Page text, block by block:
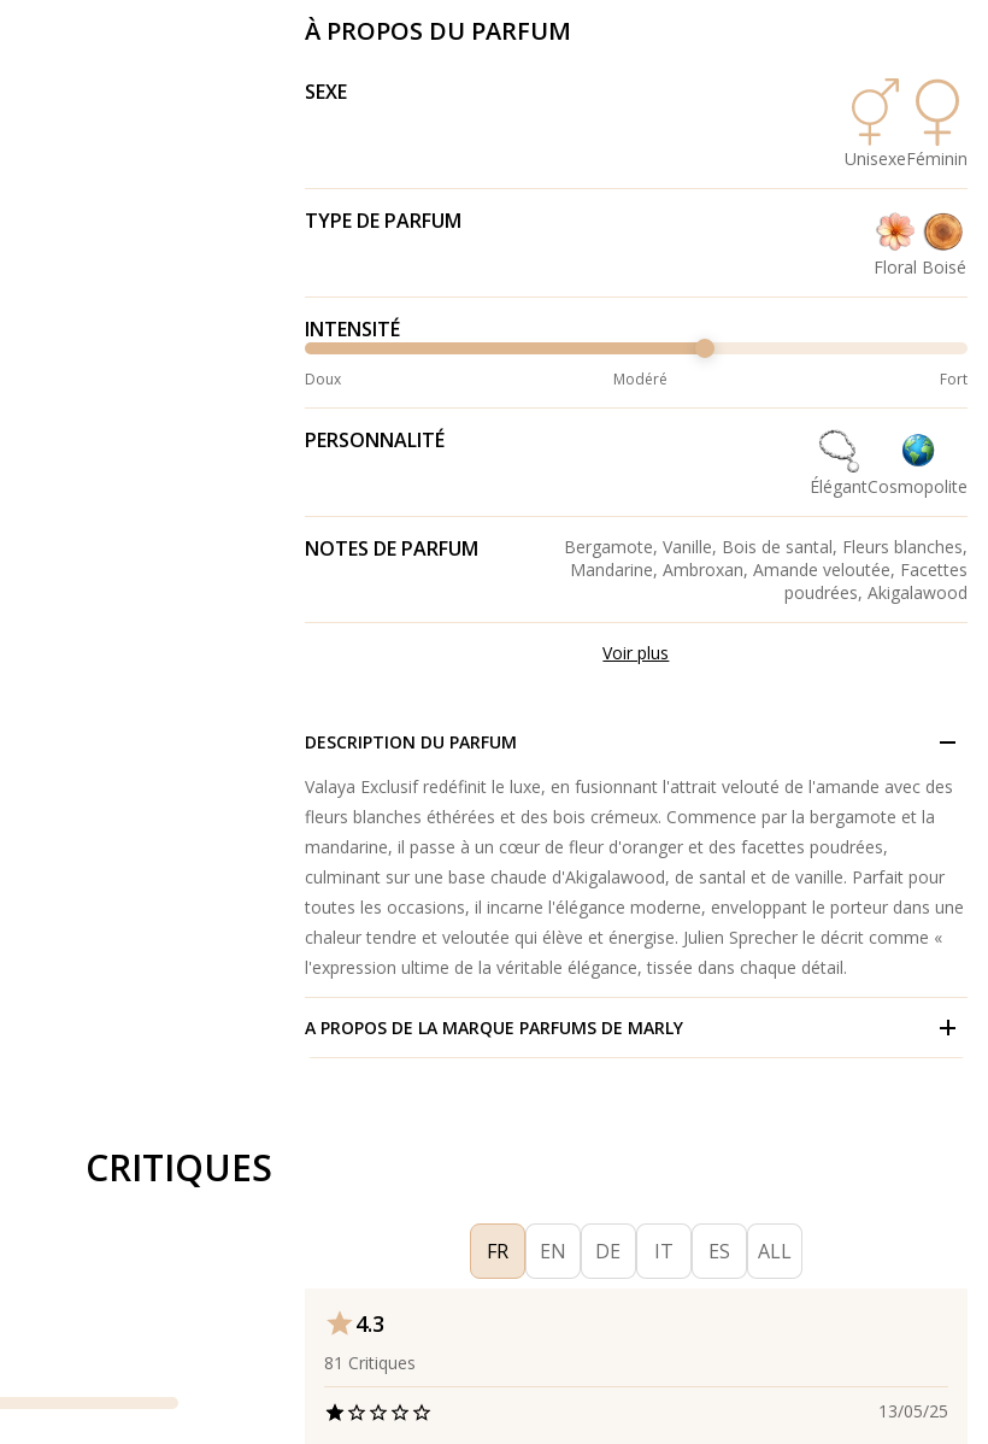
À PROPOS DU PARFUM
SEXE
UnisexeFéminin
TYPE DE PARFUM
Floral Boisé
INTENSITÉ
Doux Modéré Fort
PERSONNALITÉ
ÉlégantCosmopolite
NOTES DE PARFUM
Bergamote, Vanille, Bois de santal, Fleurs blanches,
Mandarine, Ambroxan, Amande veloutée, Facettes
poudrées, Akigalawood
Voir plus
DESCRIPTION DU PARFUM
Valaya Exclusif redéfinit le luxe, en fusionnant l'attrait velouté de l'amande avec des
fleurs blanches éthérées et des bois crémeux. Commence par la bergamote et la
mandarine, il passe à un cœur de fleur d'oranger et des facettes poudrées,
culminant sur une base chaude d'Akigalawood, de santal et de vanille. Parfait pour
toutes les occasions, il incarne l'élégance moderne, enveloppant le porteur dans une
chaleur tendre et veloutée qui élève et énergise. Julien Sprecher le décrit comme «
l'expression ultime de la véritable élégance, tissée dans chaque détail.
A PROPOS DE LA MARQUE PARFUMS DE MARLY
CRITIQUES
FR EN DE IT ES ALL
4.3
81 Critiques
13/05/25